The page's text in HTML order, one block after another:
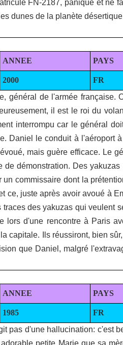
FN-2187, panique et ne
dunes de la planète
ANNEE PAYS
2000 FR
général de l'armée française.
il est le roi du
interrompu car le général
Daniel le conduit à l'aéroport
mais guère efficace. Le
démonstration. Des
commissaire dont la
ce, juste après avoir avoué à
des yakuzas qui veulent
lors d'une rencontre à Paris
capitale. Ils réussiront, bien
que Daniel, malgré
ANNEE PAYS
1985 FR
pas d'une hallucination: c'est
petite Marie que sa